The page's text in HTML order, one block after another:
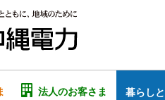
法人のお客さま 暮らし